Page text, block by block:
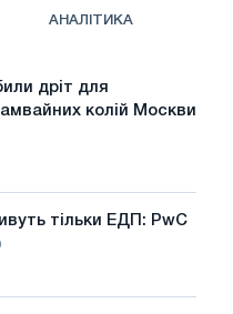
АНАЛІТИКА
дріт для
колій Москви
тільки ЕДП: PwC